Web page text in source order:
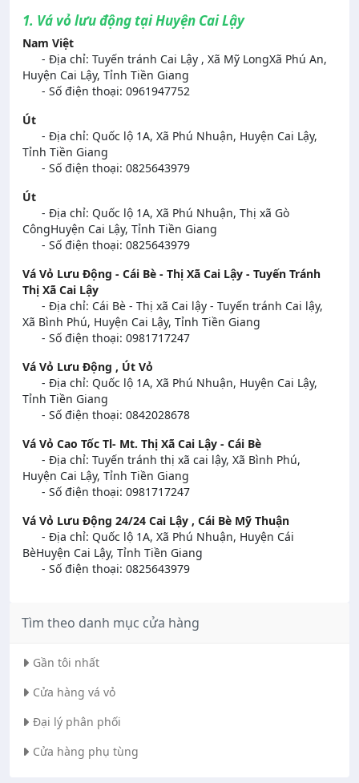
1. Vá vỏ lưu động tại Huyện Cai Lậy
Nam Việt
- Địa chỉ: Tuyến tránh Cai Lậy , Xã Mỹ LongXã Phú An,
Huyện Cai Lậy, Tỉnh Tiền Giang
- Số điện thoại: 0961947752
Út
- Địa chỉ: Quốc lộ 1A, Xã Phú Nhuận, Huyện Cai Lậy,
Tỉnh Tiền Giang
- Số điện thoại: 0825643979
Út
- Địa chỉ: Quốc lộ 1A, Xã Phú Nhuận, Thị xã Gò
CôngHuyện Cai Lậy, Tỉnh Tiền Giang
- Số điện thoại: 0825643979
Vá Vỏ Lưu Động - Cái Bè - Thị Xã Cai Lậy - Tuyến Tránh
Thị Xã Cai Lậy
- Địa chỉ: Cái Bè - Thị xã Cai lậy - Tuyến tránh Cai lậy,
Xã Bình Phú, Huyện Cai Lậy, Tỉnh Tiền Giang
- Số điện thoại: 0981717247
Vá Vỏ Lưu Động , Út Vỏ
- Địa chỉ: Quốc lộ 1A, Xã Phú Nhuận, Huyện Cai Lậy,
Tỉnh Tiền Giang
- Số điện thoại: 0842028678
Vá Vỏ Cao Tốc Tl- Mt. Thị Xã Cai Lậy - Cái Bè
- Địa chỉ: Tuyến tránh thị xã cai lậy, Xã Bình Phú,
Huyện Cai Lậy, Tỉnh Tiền Giang
- Số điện thoại: 0981717247
Vá Vỏ Lưu Động 24/24 Cai Lậy , Cái Bè Mỹ Thuận
- Địa chỉ: Quốc lộ 1A, Xã Phú Nhuận, Huyện Cái
BèHuyện Cai Lậy, Tỉnh Tiền Giang
- Số điện thoại: 0825643979
Tìm theo danh mục cửa hàng
Gần tôi nhất
Cửa hàng vá vỏ
Đại lý phân phối
Cửa hàng phụ tùng